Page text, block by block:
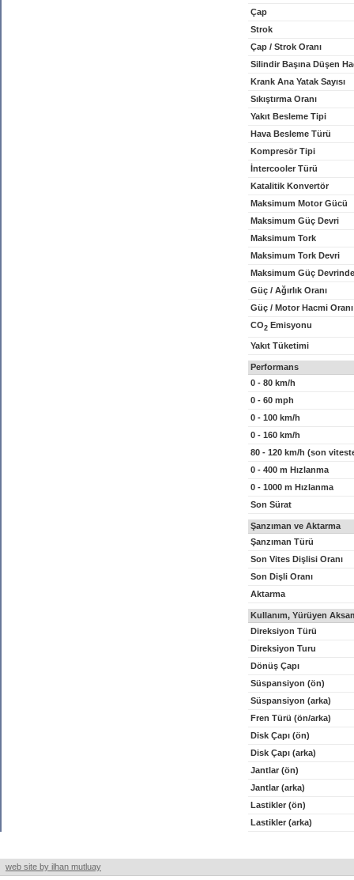
Çap
Strok
Çap / Strok Oranı
Silindir Başına Düşen
Krank Ana Yatak Sayısı
Sıkıştırma Oranı
Yakıt Besleme Tipi
Hava Besleme Türü
Kompresör Tipi
İntercooler Türü
Katalitik Konvertör
Maksimum Motor Gücü
Maksimum Güç Devri
Maksimum Tork
Maksimum Tork Devri
Maksimum Güç
Güç / Ağırlık Oranı
Güç / Motor Hacmi Oranı
CO2 Emisyonu
Yakıt Tüketimi
Performans
0 - 80 km/h
0 - 60 mph
0 - 100 km/h
0 - 160 km/h
80 - 120 km/h (son
0 - 400 m Hızlanma
0 - 1000 m Hızlanma
Son Sürat
Şanzıman ve Aktarma
Şanzıman Türü
Son Vites Dişlisi Oranı
Son Dişli Oranı
Aktarma
Kullanım, Yürüyen
Direksiyon Türü
Direksiyon Turu
Dönüş Çapı
Süspansiyon (ön)
Süspansiyon (arka)
Fren Türü (ön/arka)
Disk Çapı (ön)
Disk Çapı (arka)
Jantlar (ön)
Jantlar (arka)
Lastikler (ön)
Lastikler (arka)
web site by ilhan mutluay